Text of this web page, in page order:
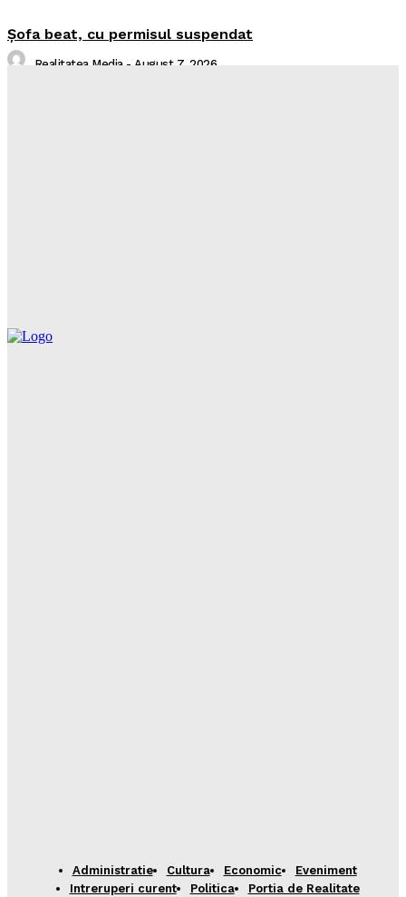
Şofa beat, cu permisul suspendat
Realitatea Media - August 7, 2026
Administratie Cultura Economic
Eveniment
Intreruperi curent
Politica
Portia de Realitate